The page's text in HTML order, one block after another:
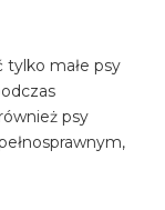
małe psy
psy